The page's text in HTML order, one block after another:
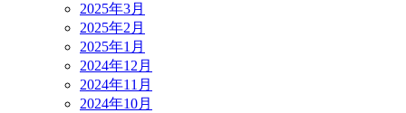
2025年3月
2025年2月
2025年1月
2024年12月
2024年11月
2024年10月